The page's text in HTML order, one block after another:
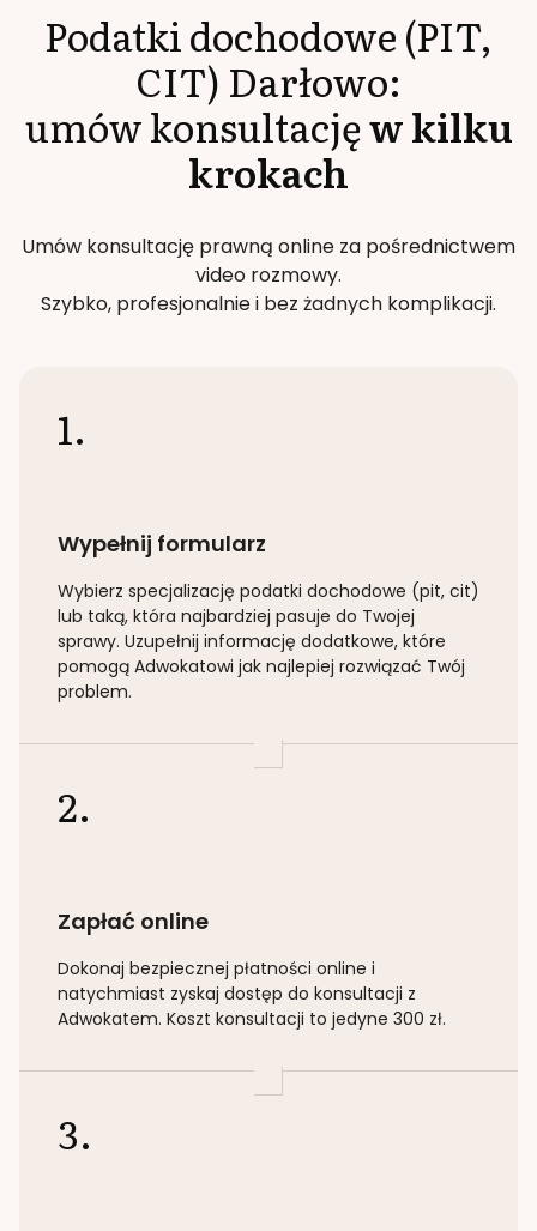
Podatki dochodowe (PIT,
CIT) Darłowo:
umów konsultacjęw kilku
krokach
Umów konsultację prawną online za pośrednictwem
video rozmowy.
Szybko, profesjonalnie i bez żadnych komplikacji.
1.
Wypełnij formularz
Wybierz specjalizację podatki dochodowe (pit, cit)
lub taką, która najbardziej pasuje do Twojej
sprawy. Uzupełnij informację dodatkowe, które
pomogą Adwokatowi jak najlepiej rozwiązać Twój
problem.
2.
Zapłać online
Dokonaj bezpiecznej płatności online i
natychmiast zyskaj dostęp do konsultacji z
Adwokatem. Koszt konsultacji to jedyne 300 zł.
3.